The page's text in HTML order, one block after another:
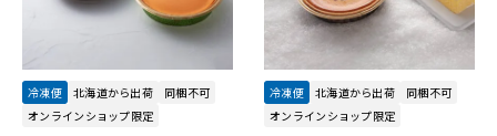
冷凍便 北海道から出荷
同梱不可
オンラインショップ限定
冷凍便 北海道から出荷
同梱不可
オンラインショップ限定